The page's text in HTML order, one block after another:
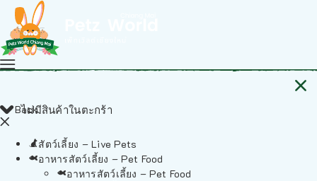
ไม่มีสินค้าในตะกร้า
Back
สัตว์เลี้ยง – Live Pets
อาหารสัตว์เลี้ยง – Pet Food
อาหารสัตว์เลี้ยง – Pet Food